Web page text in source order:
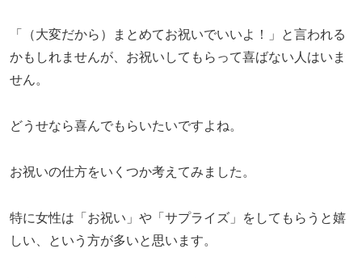
「（大変だから）まとめてお祝いでいいよ！」と言われる
かもしれませんが、お祝いしてもらって喜ばない人はいま
せん。
どうせなら喜んでもらいたいですよね。
お祝いの仕方をいくつか考えてみました。
特に女性は「お祝い」や「サプライズ」をしてもらうと嬉
しい、という方が多いと思います。